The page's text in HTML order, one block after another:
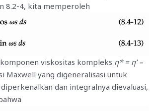
8.2-4, kita memperoleh
viskositas kompleks η* = η’ –
Maxwell yang digeneralisasi untuk
dan integralnya dievaluasi,